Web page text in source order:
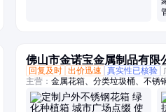
佛山市金诺宝金属制品有限
回复及时 出价迅速 真实性已核验
主营： 金属花箱、分类垃圾桶、不锈
箱、市政垃圾桶、果皮箱、不锈钢户
批发、双分类垃圾桶、四分类垃圾箱